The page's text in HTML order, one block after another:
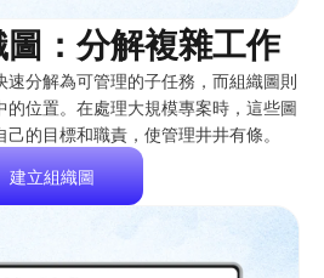
：分解複雜工作
分解為可管理的子任務，而組織圖則
位置。在處理大規模專案時，這些圖
的目標和職責，使管理井井有條。
建立組織圖